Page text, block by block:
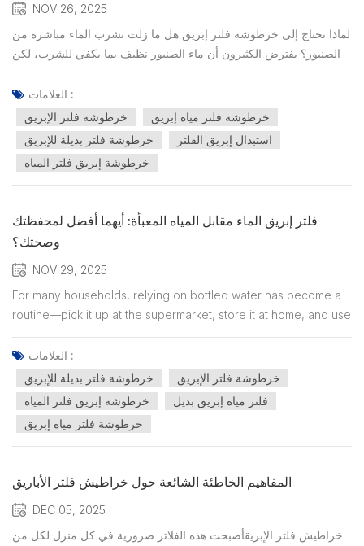
NOV 26, 2025
لماذا تحتاج إلى خرطوشة فلتر إبريق هل ما زلت تشرب الماء مباشرة من
الصنبور؟ يفترض الكثيرون أن ماء الصنبور نظيف بما يكفي للشرب، لكن
في الواقع، حتى ماء الصنبور المُعالج قد يحتوي على بقايا الفلورايد
والمعادن الثقيلة والرواسب والشوائب المجهرية الأخرى. تؤثر هذه
الملوثات على طعم الماء وقد تؤثر على صحتك على...
العلامات :
خرطوشة فلتر الإبريق
خرطوشة فلتر مياه إبريق
خرطوشة فلتر بديلة للإبريق
استبدال إبريق الفلتر
خرطوشة إبريق فلتر المياه
فلتر إبريق الماء مقابل المياه المعبأة: أيهما أفضل لمحفظتك
وصحتك؟
NOV 29, 2025
For many households, relying on bottled water has become a
routine—pick it up at the supermarket, store it at home, and use
it for everyday drinking. Bottled water feels clean, convenient,
and safe. But as prices continue to rise and plastic waste
becomes a growing concern, more consumers are...
العلامات :
خرطوشة فلتر بديلة للإبريق
خرطوشة فلتر الإبريق
خرطوشة إبريق فلتر المياه
فلتر مياه إبريق بديل
خرطوشة فلتر مياه إبريق
المفاهيم الخاطئة الشائعة حول خراطيش فلتر الأباريق
DEC 05, 2025
خراطيش فلتر الإبريقأصبحت هذه الفلاتر ضرورية في كل منزل لكل من